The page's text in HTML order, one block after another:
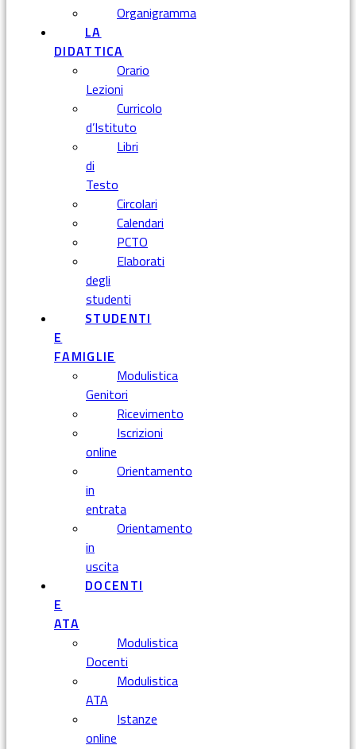
Organigramma
LA
DIDATTICA
Orario
Lezioni
Curricolo
d’Istituto
Libri
di
Testo
Circolari
Calendari
PCTO
Elaborati
degli
studenti
STUDENTI
E
FAMIGLIE
Modulistica
Genitori
Ricevimento
Iscrizioni
online
Orientamento
in
entrata
Orientamento
in
uscita
DOCENTI
E
ATA
Modulistica
Docenti
Modulistica
ATA
Istanze
online